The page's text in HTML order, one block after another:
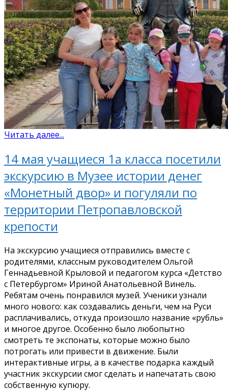
Читать далее...
14 мая учащиеся 1а класса посетили
экскурсию в Музее истории денег
«Монетный двор» и погуляли по
территории Петропавловской
крепости
На экскурсию учащиеся отправились вместе с
родителями, классным руководителем Ольгой
Геннадьевной Крыловой и педагогом курса «Детство
с Петербургом» Ириной Анатольевной Винель.
Ребятам очень понравился музей. Ученики узнали
много нового: как создавались деньги, чем на Руси
расплачивались, откуда произошло название «рубль»
и многое другое. Особенно было любопытно
смотреть те экспонаты, которые можно было
потрогать или привести в движение. Были
интерактивные игры, а в качестве подарка каждый
участник экскурсии смог сделать и напечатать свою
собственную купюру.